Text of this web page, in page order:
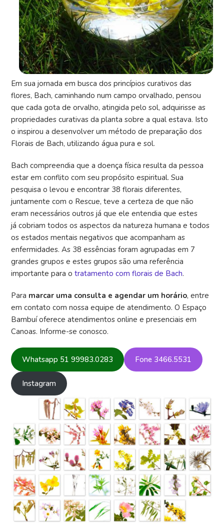
Em sua jornada em busca dos princípios curativos das
flores, Bach, caminhando num campo orvalhado, pensou
que cada gota de orvalho, atingida pelo sol, adquirisse as
propriedades curativas da planta sobre a qual estava. Isto
o inspirou a desenvolver um método de preparação dos
Florais de Bach, utilizando água pura e sol.
Bach compreendia que a doença física resulta da pessoa
estar em conflito com seu propósito espiritual. Sua
pesquisa o levou e encontrar 38 florais diferentes,
juntamente com o Rescue, teve a certeza de que não
eram necessários outros já que ele entendia que estes
já cobriam todos os aspectos da natureza humana e todos
os estados mentais negativos que acompanham as
enfermidades. As 38 essências foram agrupadas em 7
grandes grupos e estes grupos são uma referência
importante para otratamento com florais de Bach.
Para marcar uma consulta e agendar um horário, entre
em contato com nossa equipe de atendimento. O Espaço
Bambuí oferece atendimentos online e presenciais em
Canoas. Informe-se conosco.
Whatsapp 51 99983.0283 Fone 3466.5531
Instagram